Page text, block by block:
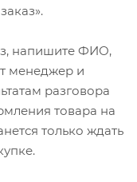
напишите ФИО,
менеджер и
разговора
товара на
только ждать